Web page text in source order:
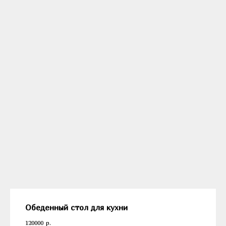
Обеденный стол для кухни
120000 р.